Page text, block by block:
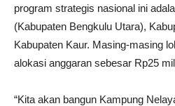
program strategis nasional ini
(Kabupaten Bengkulu Utara),
Kabupaten Kaur. Masing-masing
alokasi anggaran sebesar Rp25
“Kita akan bangun Kampung